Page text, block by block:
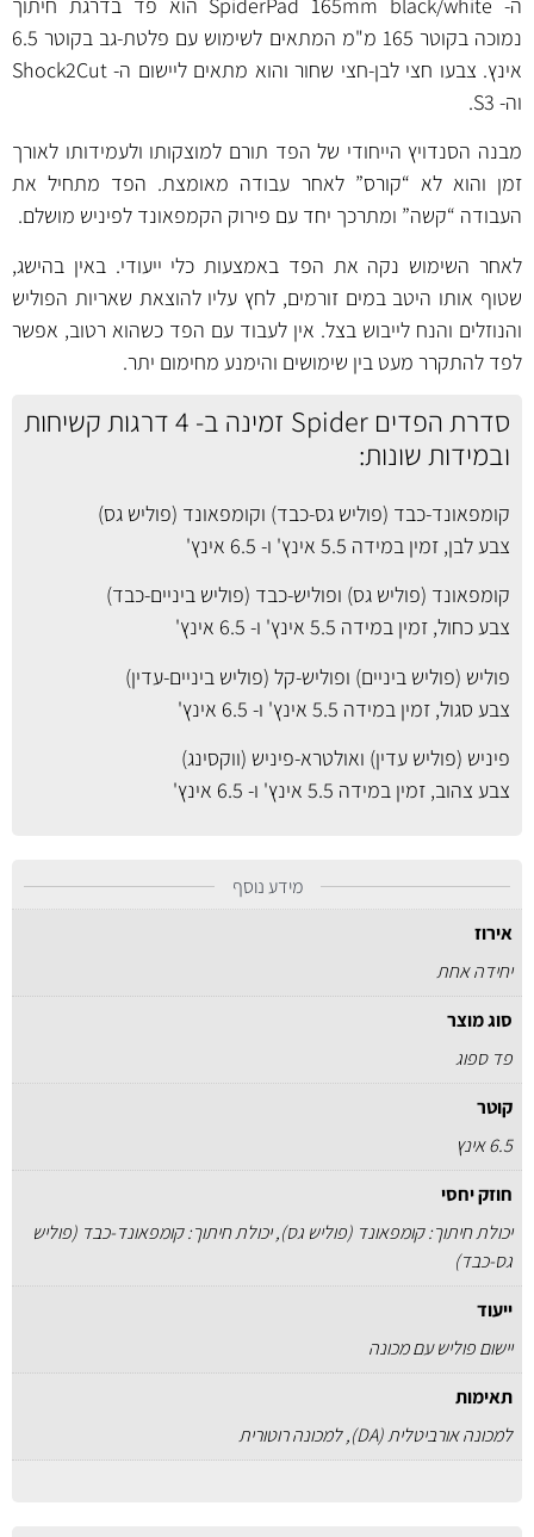
נמוכה בקוטר 165 מ"מ המתאים לשימוש עם פלטת-גב בקוטר 6.5
אינץ. צבעו חצי לבן-חצי שחור והוא מתאים ליישום ה- Shock2Cut
וה- S3.
מבנה הסנדויץ הייחודי של הפד תורם למוצקותו ולעמידותו לאורך
זמן והוא לא “קורס” לאחר עבודה מאומצת. הפד מתחיל את
העבודה “קשה” ומתרכך יחד עם פירוק הקמפאונד לפיניש מושלם.
לאחר השימוש נקה את הפד באמצעות כלי ייעודי. באין בהישג,
שטוף אותו היטב במים זורמים, לחץ עליו להוצאת שאריות הפוליש
והנוזלים והנח לייבוש בצל. אין לעבוד עם הפד כשהוא רטוב, אפשר
לפד להתקרר מעט בין שימושים והימנע מחימום יתר.
סדרת הפדים Spider זמינה ב- 4 דרגות קשיחות
ובמידות שונות:
קומפאונד-כבד (פוליש גס-כבד) וקומפאונד (פוליש גס)
צבע לבן, זמין במידה 5.5 אינץ' ו- 6.5 אינץ'
קומפאונד (פוליש גס) ופוליש-כבד (פוליש ביניים-כבד)
צבע כחול, זמין במידה 5.5 אינץ' ו- 6.5 אינץ'
פוליש (פוליש ביניים) ופוליש-קל (פוליש ביניים-עדין)
צבע סגול, זמין במידה 5.5 אינץ' ו- 6.5 אינץ'
פיניש (פוליש עדין) ואולטרא-פיניש (ווקסינג)
צבע צהוב, זמין במידה 5.5 אינץ' ו- 6.5 אינץ'
מידע נוסף
אירוז
יחידה אחת
סוג מוצר
פד ספוג
קוטר
6.5 אינץ
חוזק יחסי
יכולת חיתוך: קומפאונד (פוליש גס), יכולת חיתוך: קומפאונד-כבד (פוליש
גס-כבד)
ייעוד
יישום פוליש עם מכונה
תאימות
למכונה אורביטלית (DA), למכונה רוטורית